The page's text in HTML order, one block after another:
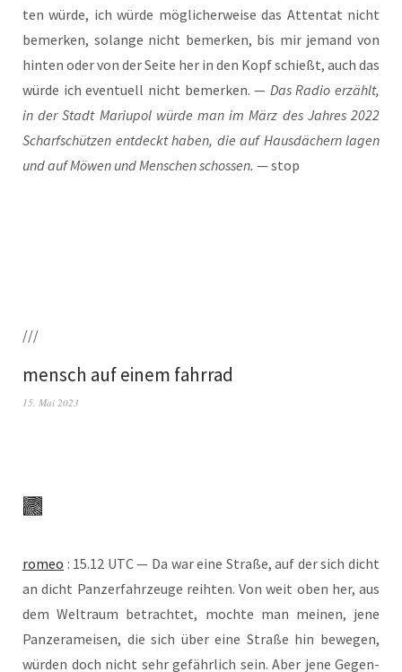
ten wür­de, ich wür­de mög­li­cher­wei­se das Atten­tat nicht
bemer­ken, solan­ge nicht bemer­ken, bis mir jemand von
hin­ten oder von der Sei­te her in den Kopf schießt, auch das
wür­de ich even­tu­ell nicht bemer­ken. — Das Radio erzählt,
in der Stadt Mariu­pol wür­de man im März des Jah­res 2022
Scharf­schüt­zen ent­deckt haben, die auf Haus­dä­chern lagen
und auf Möwen und Men­schen schos­sen. — stop
///
mensch auf einem fahrrad
15. Mai 2023
romeo : 15.12 UTC — Da war eine Stra­ße, auf der sich dicht
an dicht Pan­zer­fahr­zeu­ge reih­ten. Von weit oben her, aus
dem Welt­raum betrach­tet, moch­te man mei­nen, jene
Pan­zer­amei­sen, die sich über eine Stra­ße hin bewe­gen,
wür­den doch nicht sehr gefähr­lich sein. Aber jene Gegen­